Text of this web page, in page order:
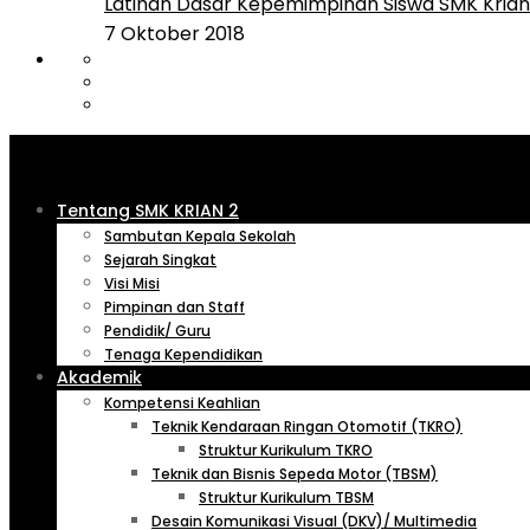
7 Oktober 2018
Tentang SMK KRIAN 2
Sambutan Kepala Sekolah
Sejarah Singkat
Visi Misi
Pimpinan dan Staff
Pendidik/ Guru
Tenaga Kependidikan
Akademik
Kompetensi Keahlian
Teknik Kendaraan Ringan Otomotif (TKRO)
Struktur Kurikulum TKRO
Teknik dan Bisnis Sepeda Motor (TBSM)
Struktur Kurikulum TBSM
Desain Komunikasi Visual (DKV)/ Multimedia